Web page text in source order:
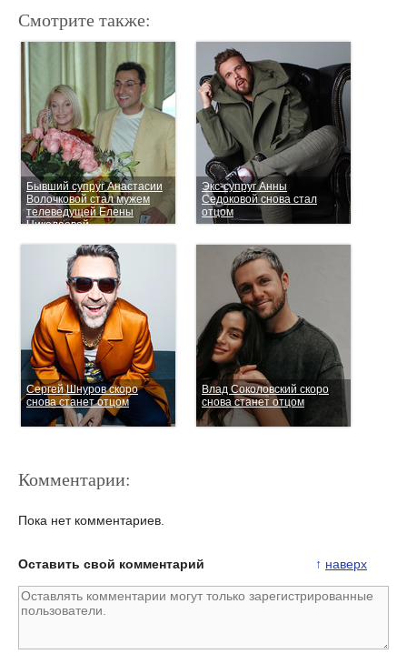
Смотрите также:
Бывший супруг Анастасии
Волочковой стал мужем
телеведущей Елены
Николаевой
Экс-супруг Анны
Седоковой снова стал
отцом
Сергей Шнуров скоро
снова станет отцом
Влад Соколовский скоро
снова станет отцом
Анастасия Волочкова
полагает, что скорый
развод Ксении Собчак и
Сергей Безруков скоро
станет отцом в пятый раз
Комментарии:
Пока нет комментариев.
↑ наверх
Оставить свой комментарий